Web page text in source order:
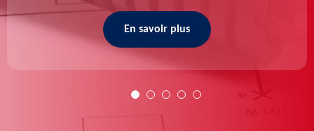
En savoir plus